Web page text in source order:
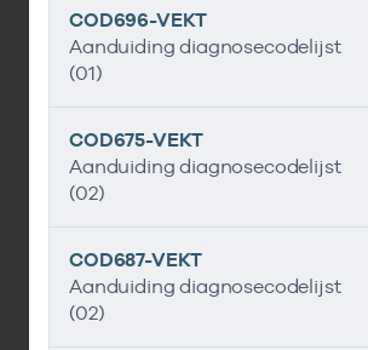
COD696-VEKT
Aanduiding diagnosecodelijst
(01)
COD675-VEKT
Aanduiding diagnosecodelijst
(02)
COD687-VEKT
Aanduiding diagnosecodelijst
(02)